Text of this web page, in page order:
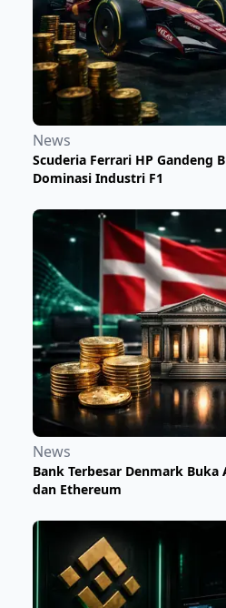
News
Scuderia Ferrari HP Gandeng
Dominasi Industri F1
News
Bank Terbesar Denmark
dan Ethereum